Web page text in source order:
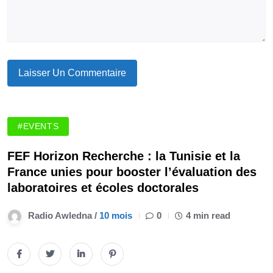
#EVENTS
FEF Horizon Recherche : la Tunisie et la
France unies pour booster l’évaluation des
laboratoires et écoles doctorales
Radio Awledna / 10 mois 0 4 min read